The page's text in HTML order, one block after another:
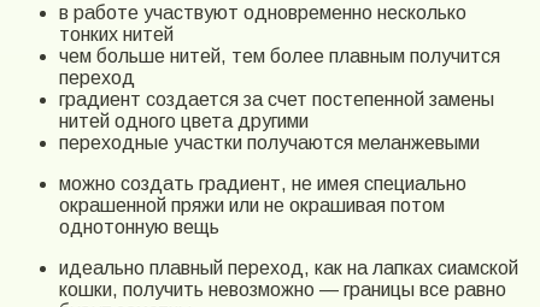
в работе участвуют одновременно несколько
тонких нитей
чем больше нитей, тем более плавным получится
переход
градиент создается за счет постепенной замены
нитей одного цвета другими
переходные участки получаются меланжевыми
можно создать градиент, не имея специально
окрашенной пряжи или не окрашивая потом
однотонную вещь
идеально плавный переход, как на лапках сиамской
кошки, получить невозможно — границы все равно